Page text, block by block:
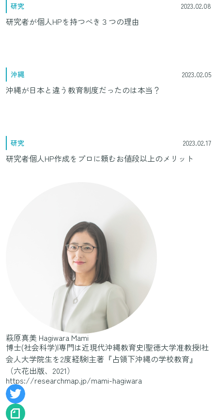
研究 2023.02.08
研究者が個人HPを持つべき３つの理由
沖縄 2023.02.05
沖縄が日本と違う教育制度だったのは本当？
研究 2023.02.17
研究者個人HP作成をプロに頼むお値段以上のメリット
萩原真美 Hagiwara Mami
博士(社会科学)|専門は近現代沖縄教育史|聖徳大学准教授|社
会人大学院生を2度経験|主著『占領下沖縄の学校教育』
（六花出版、2021）
https://researchmap.jp/mami-hagiwara